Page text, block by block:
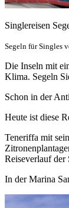
Singlereisen
Segeln für Singles
Die Inseln mit
Klima. Segeln
Schon in der
Heute ist diese
Teneriffa mit
Reiseverlauf der
In der Marina